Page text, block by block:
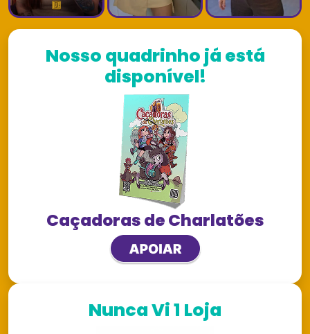
Nosso quadrinho já está
disponível!
Caçadoras de Charlatões
Nunca Vi 1 Loja